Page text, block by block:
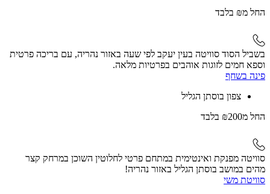
החל מ₪ בלבד
בשביל הסוד סוויטה בעין יעקב לפי שעה באזור נהריה, עם בריכה פרטית
וספא חמים לזוגות אוהבים בפרטיות מלאה.
פינה בשחף
צפון בוסתן הגליל
החל מ₪200 בלבד
סוויטה מפנקת ואינטימית במתחם פרטי לחלוטין השוכן במרחק קצר
מהים במושב בוסתן הגליל באזור נהריה!
סוויטת משי